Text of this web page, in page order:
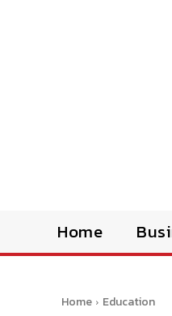
Home
Home Education